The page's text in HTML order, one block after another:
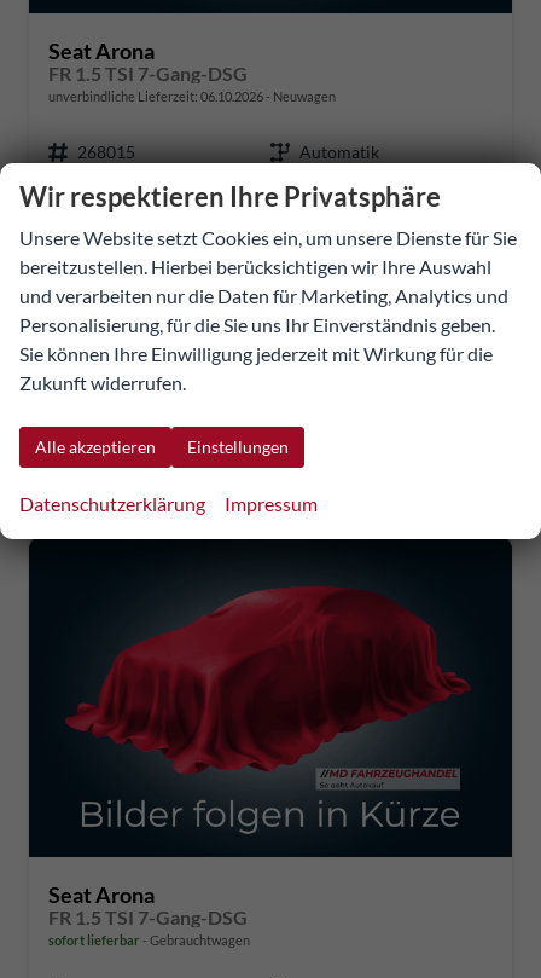
Seat Arona
FR 1.5 TSI 7-Gang-DSG
unverbindliche Lieferzeit: 06.10.2026 Neuwagen
268015
Automatik
Benzin
110 kW (150 PS)
1.000 km
32.131,87 €
incl. 20% MwSt.
inkl. NoVA
Details
CO
2 -Klasse:
CO2-Emissionen:133,00 g/km
Seat Arona
FR 1.5 TSI 7-Gang-DSG
sofort lieferbar Gebrauchtwagen
Wir respektieren Ihre Privatsphäre
Unsere Website setzt Cookies ein, um unsere Dienste für Sie
bereitzustellen. Hierbei berücksichtigen wir Ihre Auswahl
und verarbeiten nur die Daten für Marketing, Analytics und
Personalisierung, für die Sie uns Ihr Einverständnis geben.
Sie können Ihre Einwilligung jederzeit mit Wirkung für die
Zukunft widerrufen.
Alle akzeptieren Einstellungen
Datenschutzerklärung Impressum